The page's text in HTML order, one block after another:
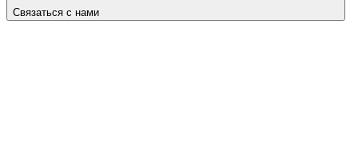
Связаться с нами